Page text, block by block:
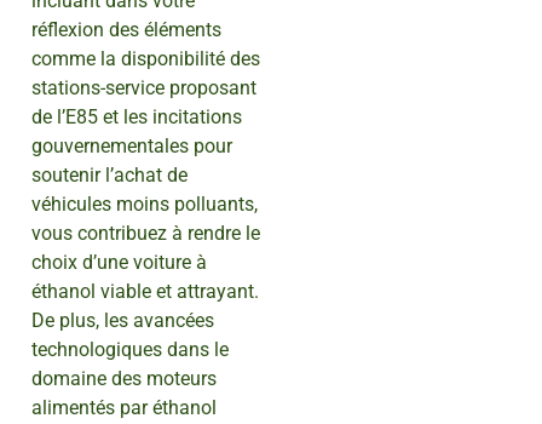
réflexion des éléments
comme la disponibilité des
stations-service proposant
de l’E85 et les incitations
gouvernementales pour
soutenir l’achat de
véhicules moins polluants,
vous contribuez à rendre le
choix d’une voiture à
éthanol viable et attrayant.
De plus, les avancées
technologiques dans le
domaine des moteurs
alimentés par éthanol